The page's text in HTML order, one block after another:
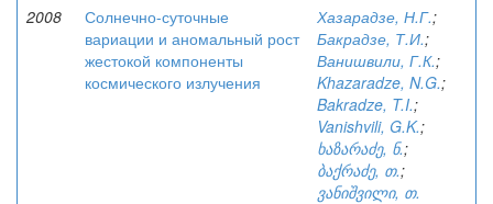
2008
Солнечно-суточные
вариации и аномальный рост
жестокой компоненты
космического излучения
Хазарадзе, Н.Г.;
Бакрадзе, Т.И.;
Ванишвили, Г.К.;
Khazaradze, N.G.;
Bakradze, T.I.;
Vanishvili, G.K.;
ხაზარაძე, ნ.;
ბაქრაძე, თ.;
ვანიშვილი, თ.